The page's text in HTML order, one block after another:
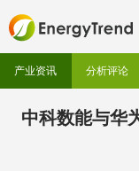
产业资讯 分析评论
中科数能与华